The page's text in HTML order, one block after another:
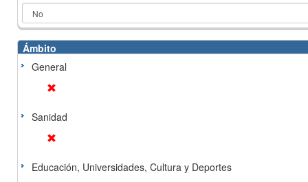
Ámbito
General
Sanidad
Educación, Universidades, Cultura y Deportes